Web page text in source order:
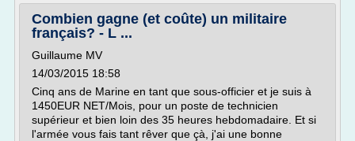
Combien gagne (et coûte) un militaire
français? - L ...
Guillaume MV
14/03/2015 18:58
Cinq ans de Marine en tant que sous-officier et je suis à
1450EUR NET/Mois, pour un poste de technicien
supérieur et bien loin des 35 heures hebdomadaire. Et si
l'armée vous fais tant rêver que çà, j'ai une bonne